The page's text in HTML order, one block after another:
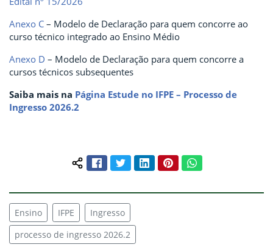
Anexo C – Modelo de Declaração para quem concorre ao
curso técnico integrado ao Ensino Médio
Anexo D – Modelo de Declaração para quem concorre a
cursos técnicos subsequentes
Saiba mais na Página Estude no IFPE – Processo de
Ingresso 2026.2
Compartilhar conteúdo:
FacebookTwitterLinkedInPinterestWhatsApp
Ensino IFPE
Ingresso
processo de ingresso 2026.2